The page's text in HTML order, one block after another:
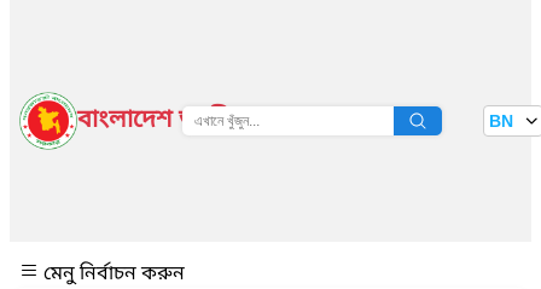
বাংলাদেশ জাতীয় তথ্য বাতায়ন BN
মেনু নির্বাচন করুন